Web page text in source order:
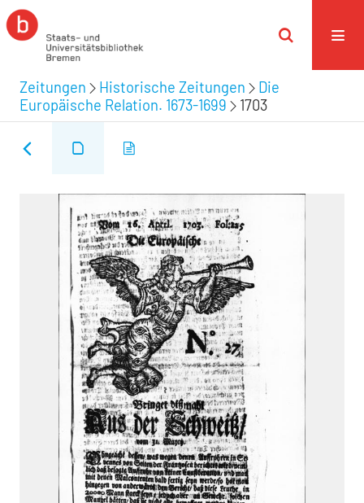
Zeitungen Historische Zeitungen
Die
Europäische Relation. 1673-1699
1703